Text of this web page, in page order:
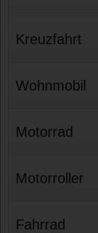
Kreuzfahrt
Wohnmobil
Motorrad
Motorroller
Fahrrad